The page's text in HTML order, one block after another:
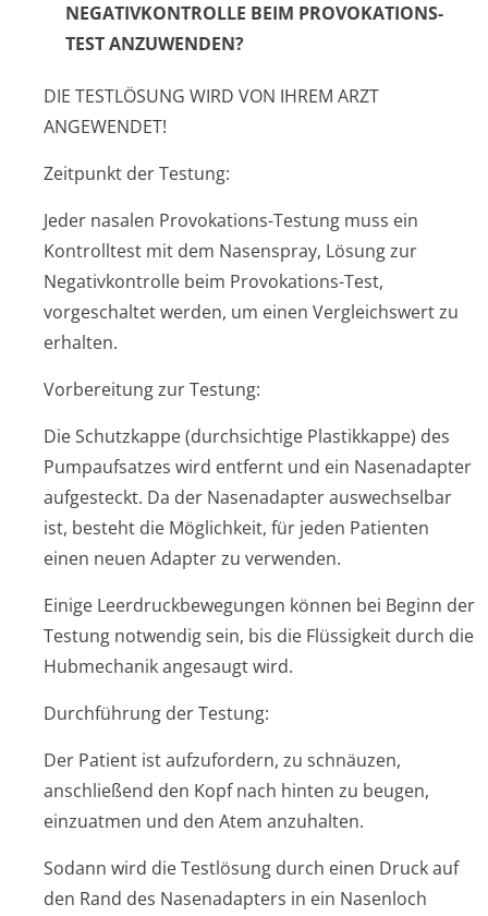
NEGATIVKONTROLLE BEIM PROVOKATIONS-
TEST ANZUWENDEN?
DIE TESTLÖSUNG WIRD VON IHREM ARZT
ANGEWENDET!
Zeitpunkt der Testung:
Jeder nasalen Provokations-Testung muss ein
Kontrolltest mit dem Nasenspray, Lösung zur
Negativkontrolle beim Provokations-Test,
vorgeschaltet werden, um einen Vergleichswert zu
erhalten.
Vorbereitung zur Testung:
Die Schutzkappe (durchsichtige Plastikkappe) des
Pumpaufsatzes wird entfernt und ein Nasenadapter
aufgesteckt. Da der Nasenadapter auswechselbar
ist, besteht die Möglichkeit, für jeden Patienten
einen neuen Adapter zu verwenden.
Einige Leerdruckbewegungen können bei Beginn der
Testung notwendig sein, bis die Flüssigkeit durch die
Hubmechanik angesaugt wird.
Durchführung der Testung:
Der Patient ist aufzufordern, zu schnäuzen,
anschließend den Kopf nach hinten zu beugen,
einzuatmen und den Atem anzuhalten.
Sodann wird die Testlösung durch einen Druck auf
den Rand des Nasenadapters in ein Nasenloch